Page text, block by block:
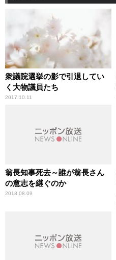
衆議院選挙の影で引退してい
く大物議員たち
2017.10.11
翁長知事死去～誰が翁長さん
の意志を継ぐのか
2018.08.09